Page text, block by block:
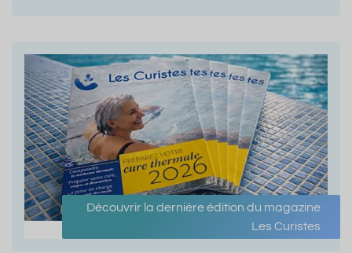
Découvrir la dernière édition du magazine
Les Curistes